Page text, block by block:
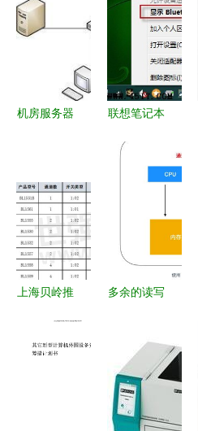
备》
9470m 商
务精英的移
动办公利器
机房服务器
指南 精准
配置，高效
协同
联想笔记本
叹号问题的
上海贝岭推
宽模拟开
多余的读写
成为性能与
安全的隐
患？——程
序员需要了